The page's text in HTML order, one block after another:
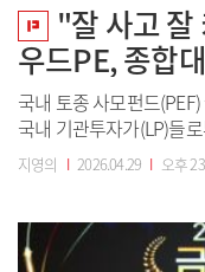
"잘 사고
우드PE, 종합
국내 토종 사모펀드
국내 기관투자가(LP)들
혔다. 딜 소싱부터 사후
과를 내며 종합대상의
적인 경쟁력을 입...
지영의 I 2026.04.29 I 오후